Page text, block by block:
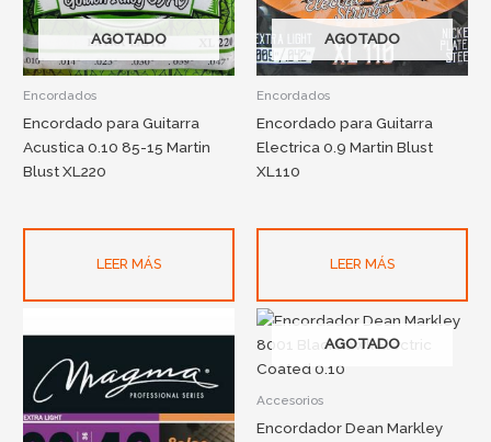
AGOTADO
Encordados
Encordado para Guitarra
Acustica 0.10 85-15 Martin
Blust XL220
LEER MÁS
AGOTADO
Encordados
Encordado para Guitarra
Electrica 0.9 Martin Blust
XL110
LEER MÁS
AGOTADO
Accesorios
Encordador Dean Markley